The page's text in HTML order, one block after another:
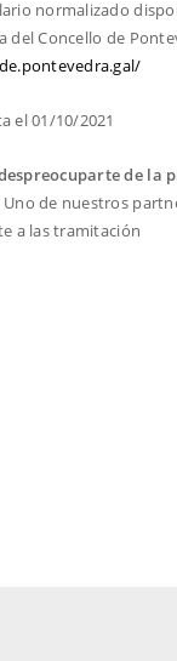
normalizado
del Concello de
el 01/10/2021
de la
Uno de nuestros
a las tramitación